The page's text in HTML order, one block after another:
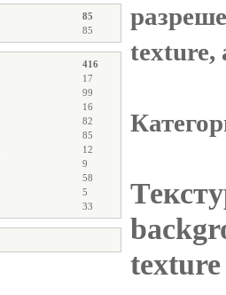
85
85
416
17
99
16
82
85
12
9
58
5
33
texture,